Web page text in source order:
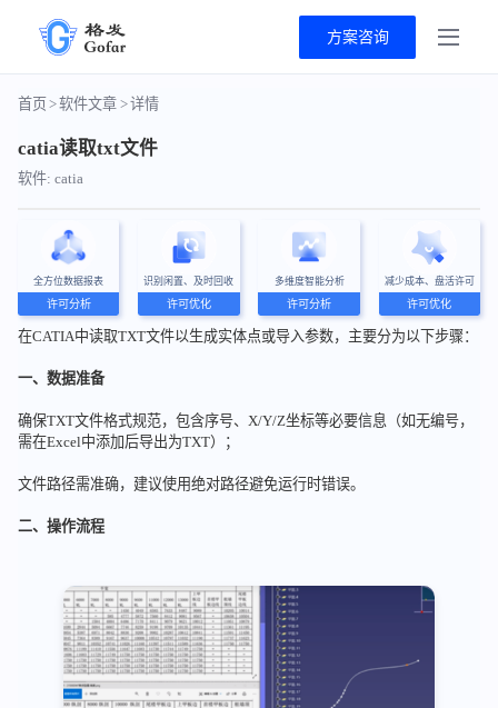
方案咨询
首页>软件文章 >详情
catia读取txt文件
软件: catia
全方位数据报表
许可分析
识别闲置、及时回收
许可优化
多维度智能分析
许可分析
减少成本、盘活许可
许可优化
在CATIA中读取TXT文件以生成实体点或导入参数，主要分为以下步骤：
一、数据准备
确保TXT文件格式规范，包含序号、X/Y/Z坐标等必要信息（如无编号，
需在Excel中添加后导出为TXT）；
文件路径需准确，建议使用绝对路径避免运行时错误。
二、操作流程